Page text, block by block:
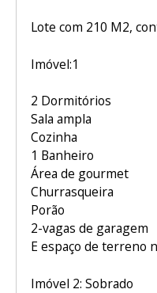
Lote com 210 M2,
Imóvel:1
2 Dormitórios
Sala ampla
Cozinha
1 Banheiro
Área de gourmet
Churrasqueira
Porão
2-vagas de garagem
E espaço de terreno
Imóvel 2: Sobrado